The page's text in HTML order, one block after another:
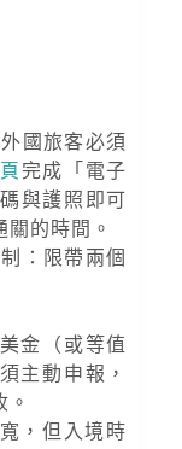
國旅客必須
完成「電子
與護照即可
的時間。
：限帶兩個
金
（或等值
主動申報，
，但入境時